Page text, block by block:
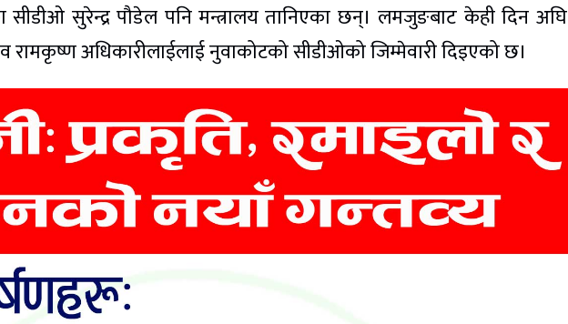
सीडीओ सुरेन्द्र पौडेल पनि मन्त्रालय तानिएका छन्। लमजुङबाट केही दिन अघि
रामकृष्ण अधिकारीलाईलाई नुवाकोटको सीडीओको जिम्मेवारी दिइएको छ।